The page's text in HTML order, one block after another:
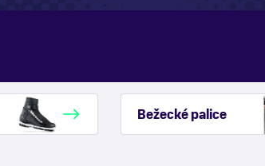
Bežecké palice